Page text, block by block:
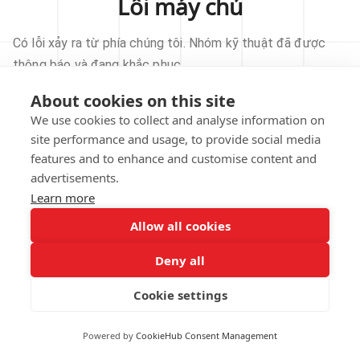
About cookies on this site
We use cookies to collect and analyse information on
site performance and usage, to provide social media
features and to enhance and customise content and
advertisements.
Learn more
Allow all cookies
Deny all
Cookie settings
Powered by CookieHub Consent Management
Lỗi máy chủ
Có lỗi xảy ra từ phía chúng tôi. Nhóm kỹ thuật đã được
thông báo và đang khắc phục.
THỬ LẠI
VỀ TRANG CHỦ
notified.